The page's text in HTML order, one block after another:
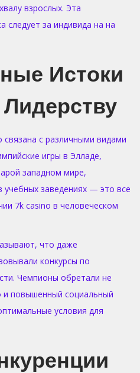
взрослых. Эта
следует за индивида на на
Истоки
связана с различными видами
игры в Элладе,
западном мире,
учебных заведениях — это все
7k casino в человеческом
что даже
конкурсы по
Чемпионы обретали не
и повышенный социальный
условия для